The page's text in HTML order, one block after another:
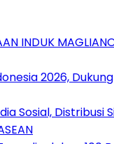
INDUK
2026,
Sosial, Distribusi